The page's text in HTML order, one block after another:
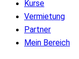
Kurse
Vermietung
Partner
Mein Bereich